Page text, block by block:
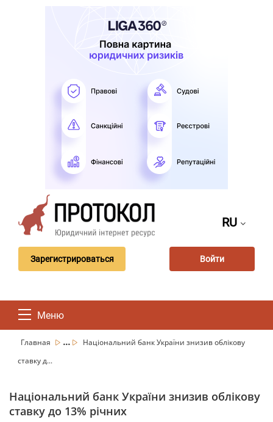
RU
Зарегистрироваться Войти
Меню
Главная ...
Національний банк України знизив облікову
ставку д...
Національний банк України знизив облікову
ставку до 13% річних